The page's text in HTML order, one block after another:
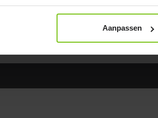
Aanpassen